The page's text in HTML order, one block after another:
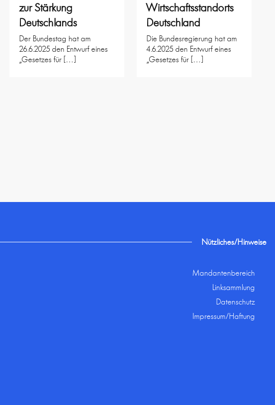
zur Stärkung
Deutschlands
Der Bundestag hat am
26.6.2025 den Entwurf eines
„Gesetzes für […]
Wirtschaftsstandorts
Deutschland
Die Bundesregierung hat am
4.6.2025 den Entwurf eines
„Gesetzes für […]
Nützliches/Hinweise
Mandantenbereich
Linksammlung
Datenschutz
Impressum/Haftung